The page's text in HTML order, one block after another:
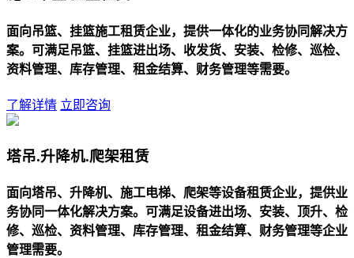
面向吊篮、挂篮施工租赁企业，提供一体化的业务协同解决方
案。可满足吊篮、挂篮进出场、收发货、安装、检修、巡检、
资料管理、库存管理、租金结算、财务管理等需要。
了解详情 立即咨询
塔吊.升降机.爬架租赁
面向塔吊、升降机、施工电梯、爬架等设备租赁企业，提供业
务协同一体化解决方案。可满足设备进出场、安装、顶升、检
修、巡检、资料管理、库存管理、租金结算、财务管理等企业
管理需要。